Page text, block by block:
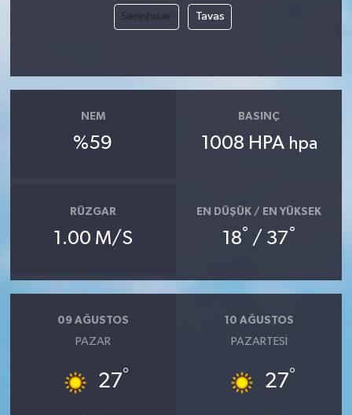
Serinhisar Tavas
NEM
%59
BASINÇ
1008 HPA hpa
RÜZGAR
1.00 M/S
EN DÜŞÜK / EN YÜKSEK
18° / 37°
09 AĞUSTOS
PAZAR
27°
10 AĞUSTOS
PAZARTESI
27°